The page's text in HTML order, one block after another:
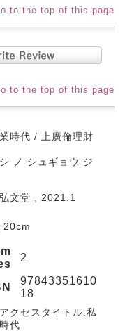
to the top of this page
to the top of this page
時代 / 上廣倫理財
ノ シュギョウ ジ
文堂 , 2021.1
20cm
2
97843351610
18
クセスタイトル:私
代